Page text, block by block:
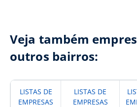
Veja também
outros bairros:
LISTAS DE
EMPRESAS
LISTAS DE
EMPRESAS